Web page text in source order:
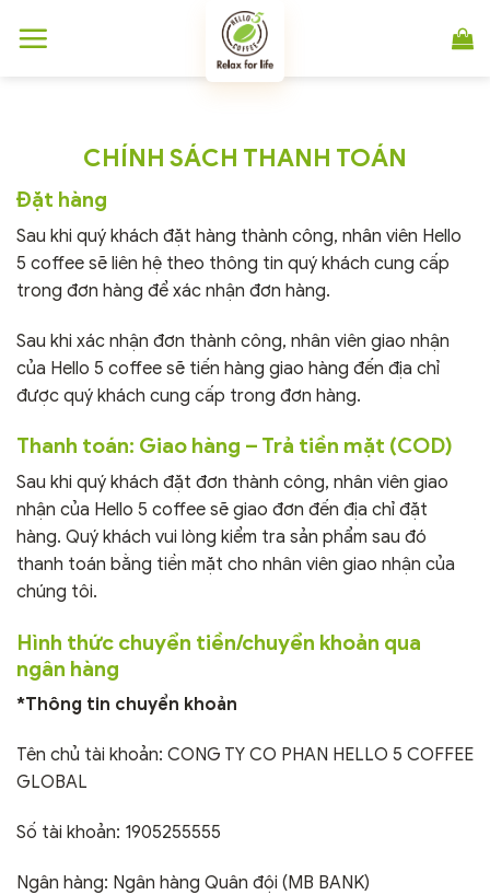
đến
CHÍNH SÁCH THANH TOÁN
Đặt hàng
Sau khi quý khách đặt hàng thành công, nhân viên Hello
5 coffee sẽ liên hệ theo thông tin quý khách cung cấp
trong đơn hàng để xác nhận đơn hàng.
Sau khi xác nhận đơn thành công, nhân viên giao nhận
của Hello 5 coffee sẽ tiến hàng giao hàng đến địa chỉ
được quý khách cung cấp trong đơn hàng.
Thanh toán: Giao hàng – Trả tiền mặt (COD)
Sau khi quý khách đặt đơn thành công, nhân viên giao
nhận của Hello 5 coffee sẽ giao đơn đến địa chỉ đặt
hàng. Quý khách vui lòng kiểm tra sản phẩm sau đó
thanh toán bằng tiền mặt cho nhân viên giao nhận của
chúng tôi.
Hình thức chuyển tiền/chuyển khoản qua
ngân hàng
*Thông tin chuyển khoản
Tên chủ tài khoản: CONG TY CO PHAN HELLO 5 COFFEE
GLOBAL
Số tài khoản: 1905255555
Ngân hàng: Ngân hàng Quân đội (MB BANK)